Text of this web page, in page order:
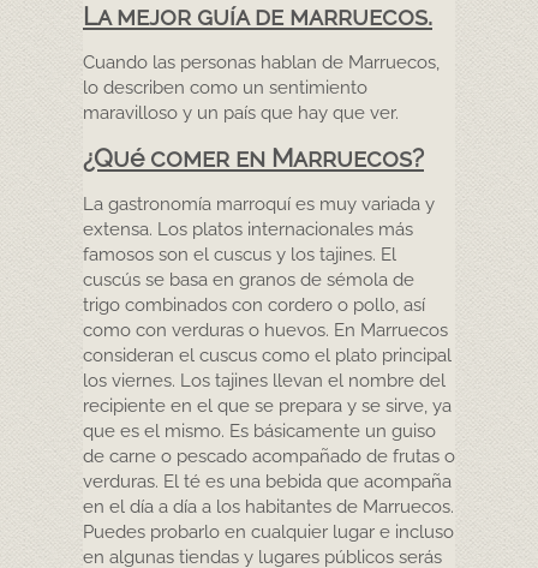
La mejor guía de marruecos.
Cuando las personas hablan de Marruecos,
lo describen como un sentimiento
maravilloso y un país que hay que ver.
¿Qué comer en Marruecos?
La gastronomía marroquí es muy variada y
extensa. Los platos internacionales más
famosos son el cuscus y los tajines. El
cuscús se basa en granos de sémola de
trigo combinados con cordero o pollo, así
como con verduras o huevos. En Marruecos
consideran el cuscus como el plato principal
los viernes. Los tajines llevan el nombre del
recipiente en el que se prepara y se sirve, ya
que es el mismo. Es básicamente un guiso
de carne o pescado acompañado de frutas o
verduras. El té es una bebida que acompaña
en el día a día a los habitantes de Marruecos.
Puedes probarlo en cualquier lugar e incluso
en algunas tiendas y lugares públicos serás